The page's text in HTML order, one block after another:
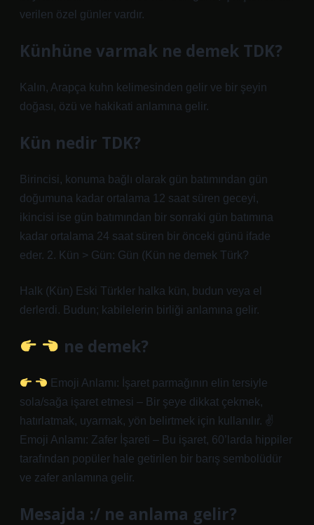
verilen özel günler vardır.
Künhüne varmak ne demek TDK?
Kalın, Arapça kuhn kelimesinden gelir ve bir şeyin
doğası, özü ve hakikati anlamına gelir.
Kün nedir TDK?
Birincisi, konuma bağlı olarak gün batımından gün
doğumuna kadar ortalama 12 saat süren geceyi,
ikincisi ise gün batımından bir sonraki gün batımına
kadar ortalama 24 saat süren bir önceki günü ifade
eder. 2. Kün > Gün: Gün (Kün ne demek Türk?
Halk (Kün) Eski Türkler halka kün, budun veya el
derlerdi. Budun; kabilelerin birliği anlamına gelir.
ne demek?
Emoji Anlamı: İşaret parmağının elin tersiyle
sola/sağa işaret etmesi – Bir şeye dikkat çekmek,
hatırlatmak, uyarmak, yön belirtmek için kullanılır. ✌
Emoji Anlamı: Zafer İşareti – Bu işaret, 60’larda hippiler
tarafından popüler hale getirilen bir barış sembolüdür
ve zafer anlamına gelir.
Mesajda :/ ne anlama gelir?